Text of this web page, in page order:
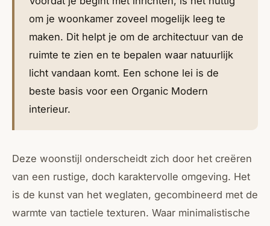
om je woonkamer zoveel mogelijk leeg te
maken. Dit helpt je om de architectuur van de
ruimte te zien en te bepalen waar natuurlijk
licht vandaan komt. Een schone lei is de
beste basis voor een Organic Modern
interieur.
Deze woonstijl onderscheidt zich door het creëren
van een rustige, doch karaktervolle omgeving. Het
is de kunst van het weglaten, gecombineerd met de
warmte van tactiele texturen. Waar minimalistische